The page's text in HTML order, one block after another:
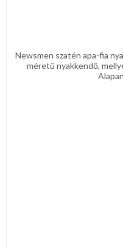
Newsmen szatén apa-fia
méretű nyakkendő,